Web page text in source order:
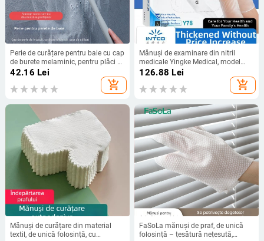
Perie de curățare pentru baie cu cap
de burete melaminic, pentru plăci și
pereți, Sen, 58 g
42.16 Lei
add_shopping_cart
Mănuși de examinare din nitril
medicale Yingke Medical, model
AC4, pentru examinări medicale și
utilizare zilnică în gospodărie,
aprobare dispozitiv medical
126.88 Lei
add_shopping_cart
Mănuși de curățare din material
textil, de unică folosință, cu
FaSoLa mănuși de praf, de unică
folosință – țesătură nețesută,